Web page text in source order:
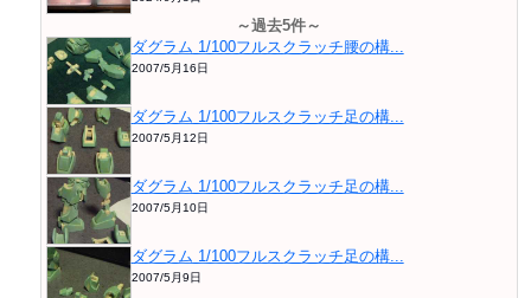
～過去5件～
ダグラム 1/100フルスクラッチ腰の構...
2007/5月16日
ダグラム 1/100フルスクラッチ足の構...
2007/5月12日
ダグラム 1/100フルスクラッチ足の構...
2007/5月10日
ダグラム 1/100フルスクラッチ足の構...
2007/5月9日